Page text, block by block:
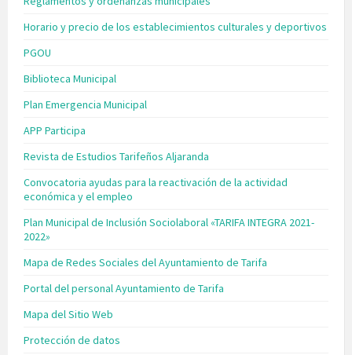
Horario y precio de los establecimientos culturales y deportivos
PGOU
Biblioteca Municipal
Plan Emergencia Municipal
APP Participa
Revista de Estudios Tarifeños Aljaranda
Convocatoria ayudas para la reactivación de la actividad
económica y el empleo
Plan Municipal de Inclusión Sociolaboral «TARIFA INTEGRA 2021-
2022»
Mapa de Redes Sociales del Ayuntamiento de Tarifa
Portal del personal Ayuntamiento de Tarifa
Mapa del Sitio Web
Protección de datos